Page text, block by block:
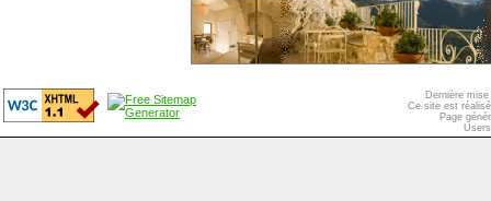
Dernière
Ce site est
Page